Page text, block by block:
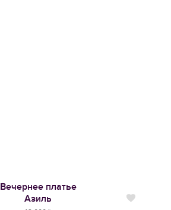
Вечернее платье
Азиль